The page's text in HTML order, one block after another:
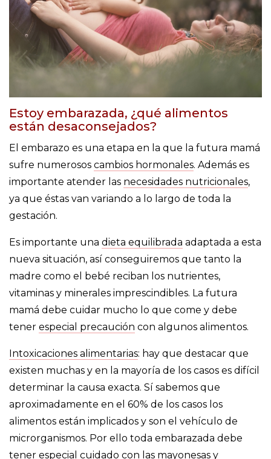
Estoy embarazada, ¿qué alimentos
están desaconsejados?
El embarazo es una etapa en la que la futura mamá
sufre numerosos cambios hormonales. Además es
importante atender las necesidades nutricionales,
ya que éstas van variando a lo largo de toda la
gestación.
Es importante una dieta equilibrada adaptada a esta
nueva situación, así conseguiremos que tanto la
madre como el bebé reciban los nutrientes,
vitaminas y minerales imprescindibles. La futura
mamá debe cuidar mucho lo que come y debe
tener especial precaución con algunos alimentos.
Intoxicaciones alimentarias: hay que destacar que
existen muchas y en la mayoría de los casos es difícil
determinar la causa exacta. Sí sabemos que
aproximadamente en el 60% de los casos los
alimentos están implicados y son el vehículo de
microrganismos. Por ello toda embarazada debe
tener especial cuidado con las mayonesas y